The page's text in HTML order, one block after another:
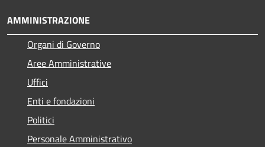
AMMINISTRAZIONE
Organi di Governo
Aree Amministrative
Uffici
Enti e fondazioni
Politici
Personale Amministrativo